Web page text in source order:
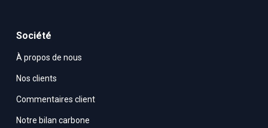
Société
À propos de nous
Nos clients
Commentaires client
Notre bilan carbone